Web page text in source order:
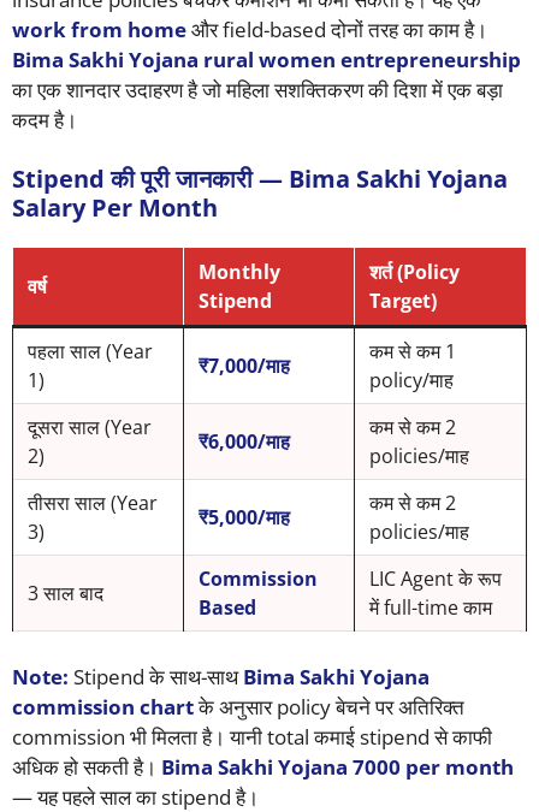
work from homeऔर field-based दोनों तरह का काम है।
Bima Sakhi Yojana rural women entrepreneurship
का एक शानदार उदाहरण है जो महिला सशक्तिकरण की दिशा में एक बड़ा
कदम है।
Stipend की पूरी जानकारी — Bima Sakhi Yojana
Salary Per Month
वर्ष
Monthly
Stipend
शर्त (Policy
Target)
पहला साल (Year
1)
₹7,000/माह
कम से कम 1
policy/माह
दूसरा साल (Year
2)
₹6,000/माह
कम से कम 2
policies/माह
तीसरा साल (Year
3)
₹5,000/माह
कम से कम 2
policies/माह
3 साल बाद
Commission
Based
LIC Agent के रूप
में full-time काम
Note: Stipend के साथ-साथBima Sakhi Yojana
commission chartके अनुसार policy बेचने पर अतिरिक्त
commission भी मिलता है। यानी total कमाई stipend से काफी
अधिक हो सकती है। Bima Sakhi Yojana 7000 per month
— यह पहले साल का stipend है।